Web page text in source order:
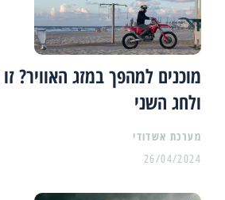
מוכנים למהפך במזג האוויר?
ולחג השני
מערכת אשדודי
26/04/2024